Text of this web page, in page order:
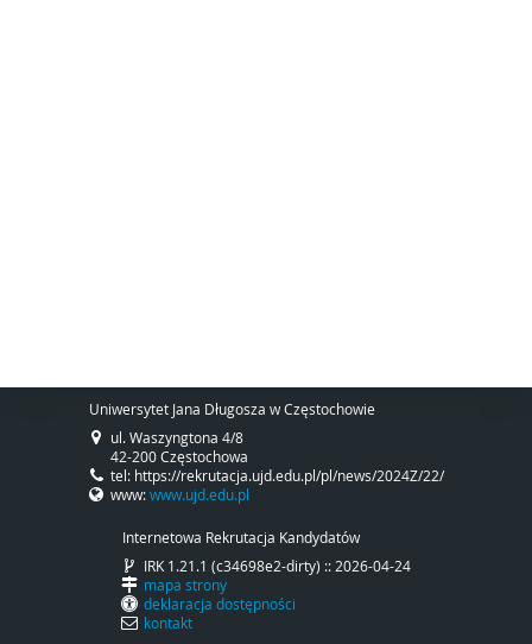
Uniwersytet Jana Długosza w Częstochowie
ul. Waszyngtona 4/8
42-200 Częstochowa
tel: https://rekrutacja.ujd.edu.pl/pl/news/2024Z/22/
www:www.ujd.edu.pl
Internetowa Rekrutacja Kandydatów
IRK 1.21.1 (c34698e2-dirty) :: 2026-04-24
mapa strony
deklaracja dostępności
kontakt